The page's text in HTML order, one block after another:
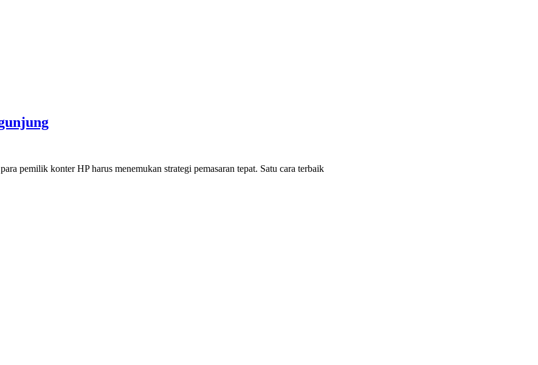
pemilik konter HP harus menemukan strategi pemasaran tepat. Satu cara terbaik